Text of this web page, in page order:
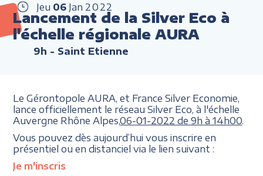
Jeu 06 Jan 2022
Lancement de la Silver Eco à
l'échelle régionale AURA
9h - Saint Etienne
Le Gérontopole AURA, et France Silver Economie,
lance officiellement le réseau Silver Eco, à l'échelle
Auvergne Rhône Alpes,06-01-2022 de 9h à 14h00
Vous pouvez dès aujourd’hui vous inscrire en
présentiel ou en distanciel via le lien suivant :
Je m'inscris